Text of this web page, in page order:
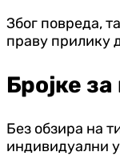
Због повреда,
праву прилику
Бројке
Без обзира на
индивидуални